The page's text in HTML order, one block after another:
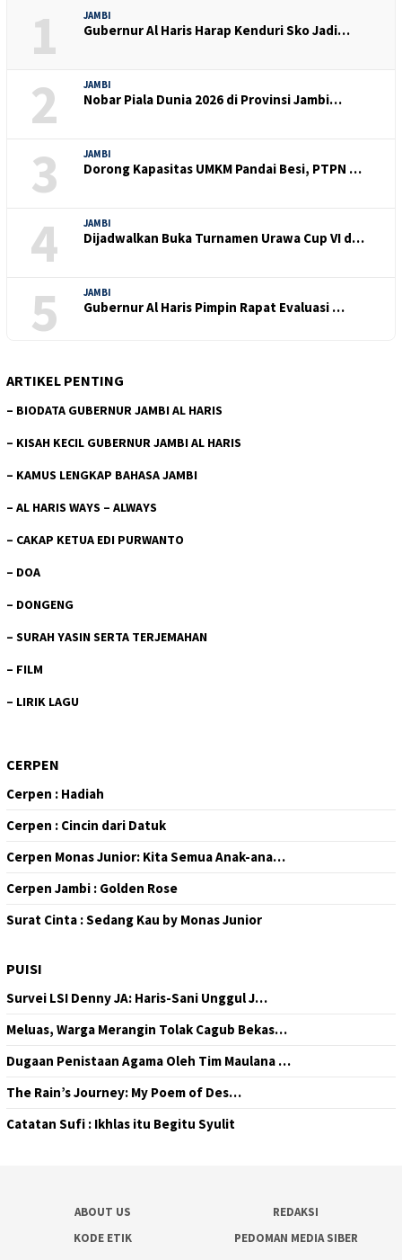
1 JAMBI
Gubernur Al Haris Harap Kenduri Sko Jadi…
2 JAMBI
Nobar Piala Dunia 2026 di Provinsi Jambi…
3 JAMBI
Dorong Kapasitas UMKM Pandai Besi, PTPN …
4 JAMBI
Dijadwalkan Buka Turnamen Urawa Cup VI d…
5 JAMBI
Gubernur Al Haris Pimpin Rapat Evaluasi …
ARTIKEL PENTING
– BIODATA GUBERNUR JAMBI AL HARIS
– KISAH KECIL GUBERNUR JAMBI AL HARIS
– KAMUS LENGKAP BAHASA JAMBI
– AL HARIS WAYS – ALWAYS
– CAKAP KETUA EDI PURWANTO
– DOA
– DONGENG
– SURAH YASIN SERTA TERJEMAHAN
– FILM
– LIRIK LAGU
CERPEN
Cerpen : Hadiah
Cerpen : Cincin dari Datuk
Cerpen Monas Junior: Kita Semua Anak-ana…
Cerpen Jambi : Golden Rose
Surat Cinta : Sedang Kau by Monas Junior
PUISI
Survei LSI Denny JA: Haris-Sani Unggul J…
Meluas, Warga Merangin Tolak Cagub Bekas…
Dugaan Penistaan Agama Oleh Tim Maulana …
The Rain’s Journey: My Poem of Des…
Catatan Sufi : Ikhlas itu Begitu Syulit
ABOUT US
REDAKSI
KODE ETIK
PEDOMAN MEDIA SIBER